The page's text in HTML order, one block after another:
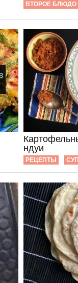
ВТОРОЕ БЛЮДО
ндуи
РЕЦЕПТЫ